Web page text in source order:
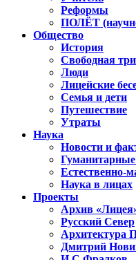
Реформы
ПОЛЁТ
Общество
История
Свободная
Люди
Лицейские
Семья и дети
Путешествие
Утраты
Наука
Новости и
Естественно-
Наука в лицах
Проекты
Архив
Русский Север
Архитектура
Дмитрий